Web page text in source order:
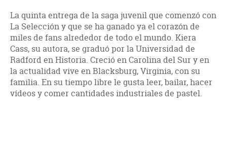
La quinta entrega de la saga juvenil que comenzó con
La Selección y que se ha ganado ya el corazón de
miles de fans alrededor de todo el mundo. Kiera
Cass, su autora, se graduó por la Universidad de
Radford en Historia. Creció en Carolina del Sur y en
la actualidad vive en Blacksburg, Virginia, con su
familia. En su tiempo libre le gusta leer, bailar, hacer
vídeos y comer cantidades industriales de pastel.